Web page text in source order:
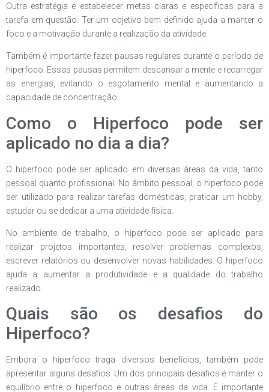
Outra estratégia é estabelecer metas claras e específicas para a
tarefa em questão. Ter um objetivo bem definido ajuda a manter o
foco e a motivação durante a realização da atividade.
Também é importante fazer pausas regulares durante o período de
hiperfoco. Essas pausas permitem descansar a mente e recarregar
as energias, evitando o esgotamento mental e aumentando a
capacidade de concentração.
Como o Hiperfoco pode ser
aplicado no dia a dia?
O hiperfoco pode ser aplicado em diversas áreas da vida, tanto
pessoal quanto profissional. No âmbito pessoal, o hiperfoco pode
ser utilizado para realizar tarefas domésticas, praticar um hobby,
estudar ou se dedicar a uma atividade física.
No ambiente de trabalho, o hiperfoco pode ser aplicado para
realizar projetos importantes, resolver problemas complexos,
escrever relatórios ou desenvolver novas habilidades. O hiperfoco
ajuda a aumentar a produtividade e a qualidade do trabalho
realizado.
Quais são os desafios do
Hiperfoco?
Embora o hiperfoco traga diversos benefícios, também pode
apresentar alguns desafios. Um dos principais desafios é manter o
equilíbrio entre o hiperfoco e outras áreas da vida. É importante